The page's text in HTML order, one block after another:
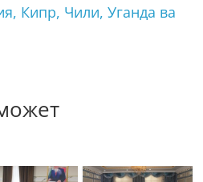
Кипр, Чили, Уганда ва